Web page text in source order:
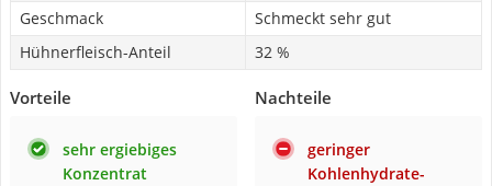
Geschmack
Schmeckt sehr gut
Hühnerfleisch-Anteil
32 %
Vorteile
sehr ergiebiges
Konzentrat
Nachteile
geringer
Kohlenhydrate-